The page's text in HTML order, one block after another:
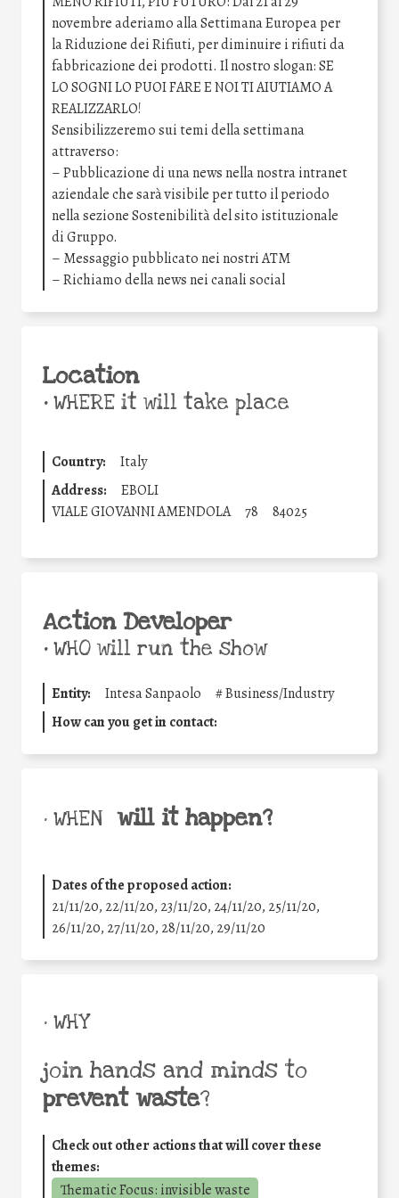
novembre aderiamo alla Settimana Europea per
la Riduzione dei Rifiuti, per diminuire i rifiuti da
fabbricazione dei prodotti. Il nostro slogan: SE
LO SOGNI LO PUOI FARE E NOI TI AIUTIAMO A
REALIZZARLO!
Sensibilizzeremo sui temi della settimana
attraverso:
– Pubblicazione di una news nella nostra intranet
aziendale che sarà visibile per tutto il periodo
nella sezione Sostenibilità del sito istituzionale
di Gruppo.
– Messaggio pubblicato nei nostri ATM
– Richiamo della news nei canali social
Location
•WHERE it will take place
Country:
Italy
Address:
EBOLI
VIALE GIOVANNI AMENDOLA
78 84025
Action Developer
•WHO will run the show
Entity: Intesa Sanpaolo #Business/Industry
How can you get in contact:
• WHEN will it happen?
Dates of the proposed action:
21/11/20, 22/11/20, 23/11/20, 24/11/20, 25/11/20,
26/11/20, 27/11/20, 28/11/20, 29/11/20
• WHY
join hands and minds to
prevent waste?
Check out other actions that will cover these
themes:
Thematic Focus: invisible waste